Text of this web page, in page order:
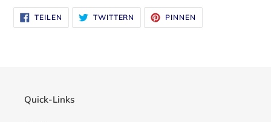
wird
zum TEILEN
FACEBOOK
TEILEN
TWITTERN AUF
TWITTER
TWITTERN
PINNEN
PINNEN
Quick-Links